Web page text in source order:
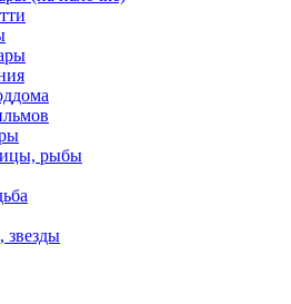
рыбы
звезды